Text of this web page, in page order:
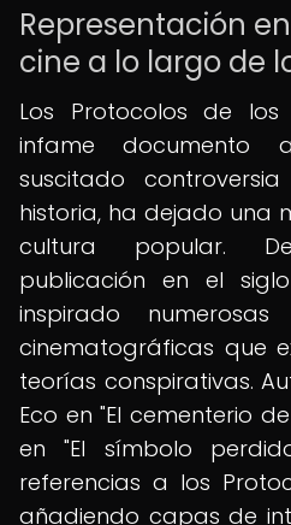
Representación
cine a lo largo de
Los Protocolos de
infame documento
suscitado
historia, ha dejado una
cultura popular.
publicación en el
inspirado
cinematográficas que
teorías conspirativas.
Eco en "El cementerio
en "El símbolo
referencias a los
añadiendo capas de